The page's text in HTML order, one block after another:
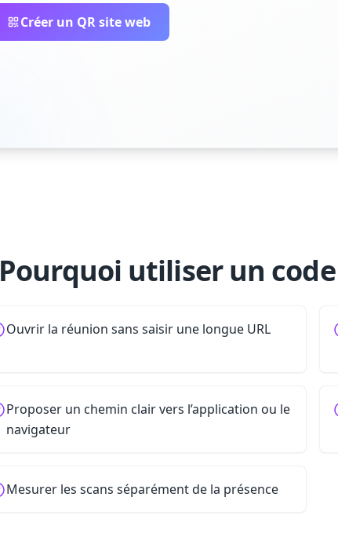
Créer un QR site web
Pourquoi utiliser un
Ouvrir la réunion sans saisir une longue URL
Proposer un chemin clair vers l’application ou le
navigateur
Mesurer les scans séparément de la présence